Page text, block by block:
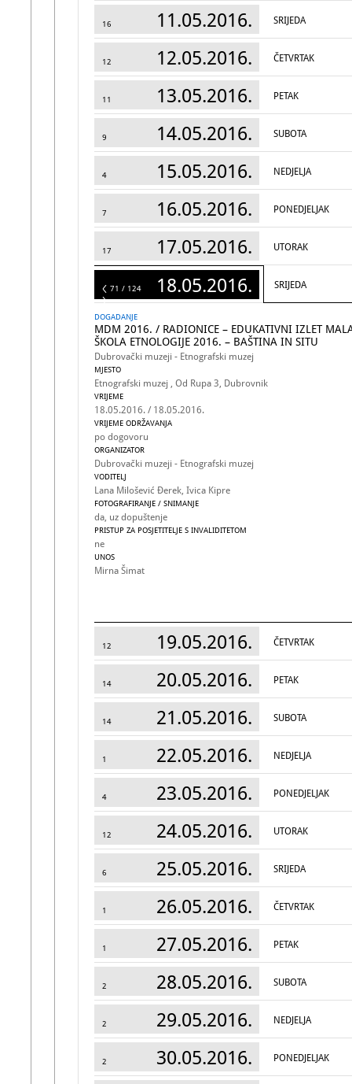
16 11.05.2016. SRIJEDA
12 12.05.2016. ČETVRTAK
11 13.05.2016. PETAK
9 14.05.2016. SUBOTA
4 15.05.2016. NEDJELJA
7 16.05.2016. PONEDJELJAK
17 17.05.2016. UTORAK
124 18.05.2016. SRIJEDA
71 / 124
DOGADANJE
MDM 2016. / RADIONICE – EDUKATIVNI IZLET
ŠKOLA ETNOLOGIJE 2016. – BAŠTINA IN SITU
Dubrovački muzeji - Etnografski muzej
MJESTO
Etnografski muzej , Od Rupa 3, Dubrovnik
VRIJEME
18.05.2016. / 18.05.2016.
VRIJEME ODRŽAVANJA
po dogovoru
ORGANIZATOR
Dubrovački muzeji - Etnografski muzej
VODITELJ
Lana Milošević Đerek, Ivica Kipre
FOTOGRAFIRANJE / SNIMANJE
da, uz dopuštenje
PRISTUP ZA POSJETITELJE S INVALIDITETOM
ne
UNOS
Mirna Šimat
12 19.05.2016. ČETVRTAK
14 20.05.2016. PETAK
14 21.05.2016. SUBOTA
1 22.05.2016. NEDJELJA
4 23.05.2016. PONEDJELJAK
12 24.05.2016. UTORAK
6 25.05.2016. SRIJEDA
1 26.05.2016. ČETVRTAK
1 27.05.2016. PETAK
2 28.05.2016. SUBOTA
2 29.05.2016. NEDJELJA
2 30.05.2016. PONEDJELJAK